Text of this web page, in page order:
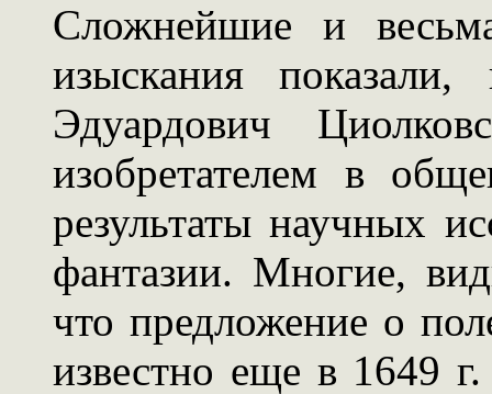
Сложнейшие и
изыскания
Эдуардович
изобретателем в
результаты научных
фантазии. Многие,
что предложение о
известно еще в 1649